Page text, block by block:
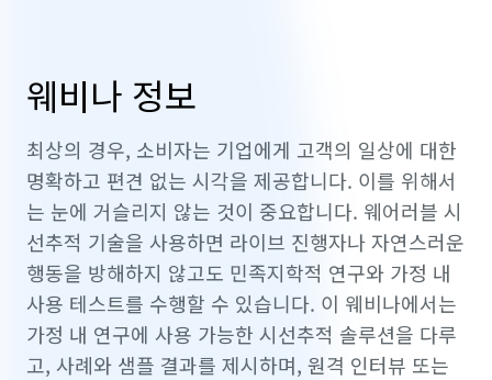
웨비나 정보
최상의 경우, 소비자는 기업에게 고객의 일상에 대한
명확하고 편견 없는 시각을 제공합니다. 이를 위해서
는 눈에 거슬리지 않는 것이 중요합니다. 웨어러블 시
선추적 기술을 사용하면 라이브 진행자나 자연스러운
행동을 방해하지 않고도 민족지학적 연구와 가정 내
사용 테스트를 수행할 수 있습니다. 이 웨비나에서는
가정 내 연구에 사용 가능한 시선추적 솔루션을 다루
고, 사례와 샘플 결과를 제시하며, 원격 인터뷰 또는